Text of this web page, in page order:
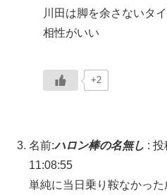
川田は脚を余さないタ
相性がいい
+2
名前:ハロン棒の名無し : 投
11:08:55
単純に当日乗り鞍なかっ